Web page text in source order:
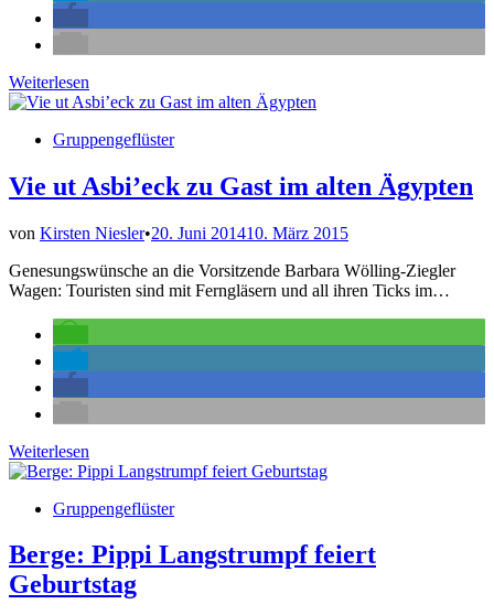
Flitterwochen
am
Stand
Weiterlesen
Veröffentlicht
Gruppengeflüster
Vie ut Asbi’eck zu Gast im alten Ägypten
von Kirsten Niesler•20. Juni 201410. März 2015
Genesungswünsche an die Vorsitzende Barbara Wölling-Ziegler
Wagen: Touristen sind mit Ferngläsern und all ihren Ticks im…
Vie
ut
im
alten
Ägypten
Weiterlesen
Veröffentlicht
Gruppengeflüster
Berge: Pippi Langstrumpf feiert
Geburtstag